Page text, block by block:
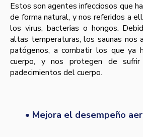
Estos son agentes infecciosos que
de forma natural, y nos referidos a
los virus, bacterias o hongos.
altas temperaturas, los saunas nos
patógenos, a combatir los que ya
cuerpo, y nos protegen de
padecimientos del cuerpo.
• Mejora el desempeño